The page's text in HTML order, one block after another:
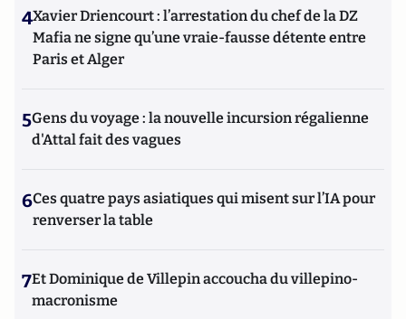
4Xavier Driencourt : l’arrestation du chef de la DZ
Mafia ne signe qu’une vraie-fausse détente entre
Paris et Alger
5Gens du voyage : la nouvelle incursion régalienne
d'Attal fait des vagues
6Ces quatre pays asiatiques qui misent sur l’IA pour
renverser la table
7Et Dominique de Villepin accoucha du villepino-
macronisme